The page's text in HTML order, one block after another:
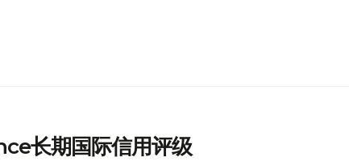
长期国际信用评级